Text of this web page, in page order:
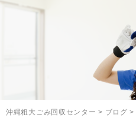
沖縄粗大ごみ回収センター > ブログ >